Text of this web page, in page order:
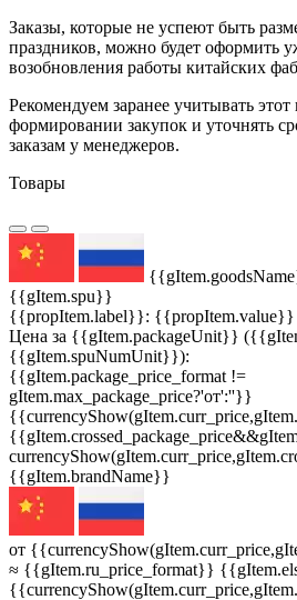
Заказы, которые не успеют быть
праздников, можно будет оформить
возобновления работы китайских
Рекомендуем заранее учитывать
формировании закупок и уточнять
заказам у менеджеров.
Товары
{{gItem.spu}}
{{propItem.label}}: {{propItem.value}}
Цена за {{gItem.packageUnit}}
{{gItem.spuNumUnit}}):
{{gItem.package_price_format !=
gItem.max_package_price?'от':''}}
{{gItem.brandName}}
от
≈ {{gItem.ru_price_format}}